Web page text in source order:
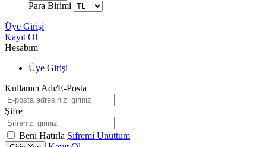
Para Birimi
Üye Girişi
Kayıt Ol
Hesabım
Üye Girişi
Kullanıcı Adı/E-Posta
Şifre
Beni Hatırla Şifremi Unuttum